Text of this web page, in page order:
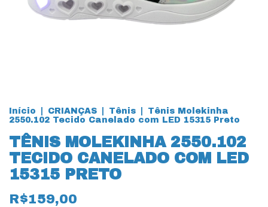
Início CRIANÇAS Tênis
Tênis Molekinha
2550.102 Tecido Canelado com LED 15315 Preto
TÊNIS MOLEKINHA 2550.102
TECIDO CANELADO COM LED
15315 PRETO
R$159,00